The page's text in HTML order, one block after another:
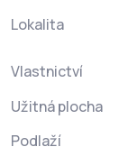
Lokalita
Vlastnictví
Užitná plocha
Podlaží